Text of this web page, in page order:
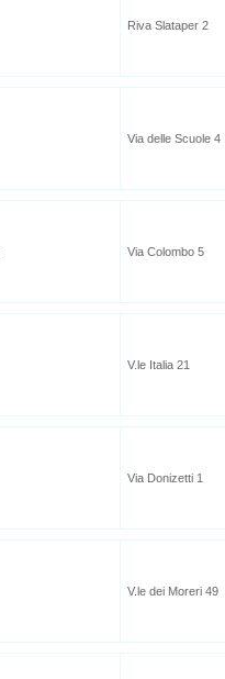
Riva Slataper 2
Via delle Scuole 4
Via Colombo 5
V.le Italia 21
Via Donizetti 1
V.le dei Moreri 49